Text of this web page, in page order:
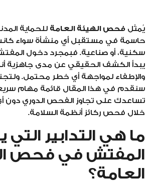
يُمثل فحص الهيئة العامة للحماية
حاسمة في مستقبل أي منشأة سواء كانت
سكنية، أو صناعية. فبمجرد دخول
يبدأ الكشف الحقيقي عن مدى جاهزية
والإطفاء لمواجهة أي خطر محتمل.
سنقدم في هذا المقال قائمة مهام
تساعدك على تجاوز الفحص الدوري
خلال فحص ركائز أنظمة السلامة.
ما هي التدابير التي
المفتش في فحص
العامة؟